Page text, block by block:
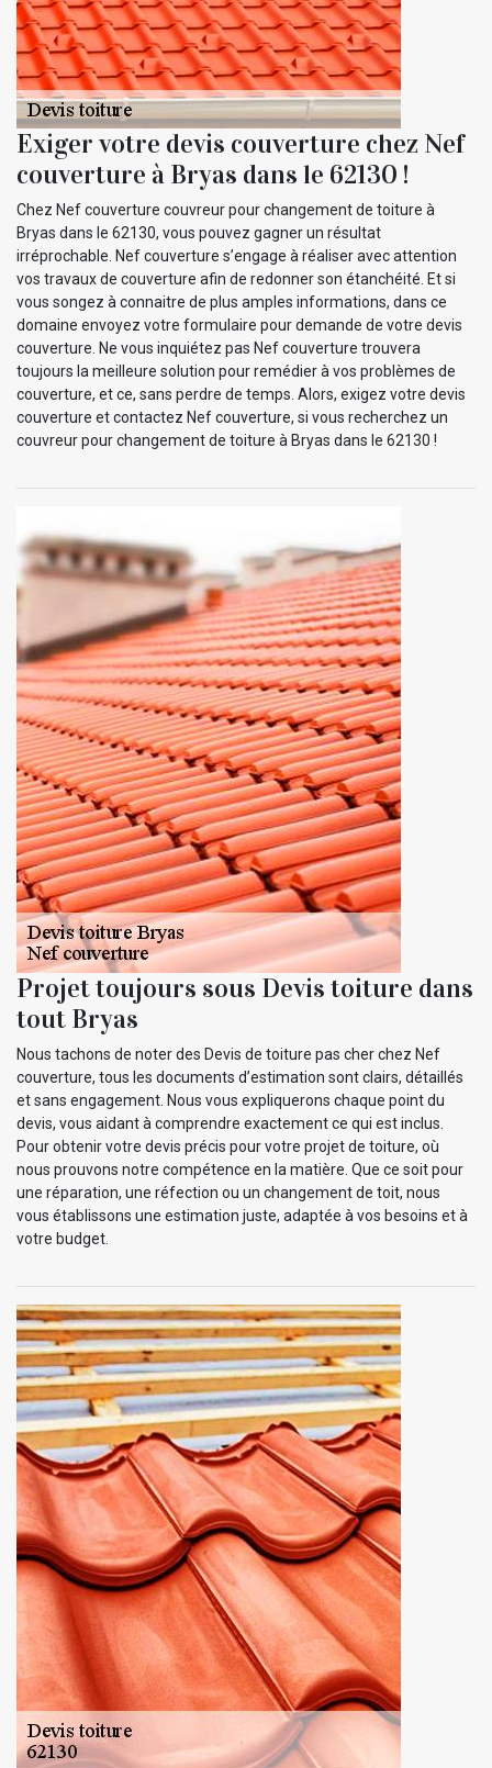
Exiger votre devis couverture chez Nef
couverture à Bryas dans le 62130 !
Chez Nef couverture couvreur pour changement de toiture à
Bryas dans le 62130, vous pouvez gagner un résultat
irréprochable. Nef couverture s’engage à réaliser avec attention
vos travaux de couverture afin de redonner son étanchéité. Et si
vous songez à connaitre de plus amples informations, dans ce
domaine envoyez votre formulaire pour demande de votre devis
couverture. Ne vous inquiétez pas Nef couverture trouvera
toujours la meilleure solution pour remédier à vos problèmes de
couverture, et ce, sans perdre de temps. Alors, exigez votre devis
couverture et contactez Nef couverture, si vous recherchez un
couvreur pour changement de toiture à Bryas dans le 62130 !
Projet toujours sous Devis toiture dans
tout Bryas
Nous tachons de noter des Devis de toiture pas cher chez Nef
couverture, tous les documents d’estimation sont clairs, détaillés
et sans engagement. Nous vous expliquerons chaque point du
devis, vous aidant à comprendre exactement ce qui est inclus.
Pour obtenir votre devis précis pour votre projet de toiture, où
nous prouvons notre compétence en la matière. Que ce soit pour
une réparation, une réfection ou un changement de toit, nous
vous établissons une estimation juste, adaptée à vos besoins et à
votre budget.